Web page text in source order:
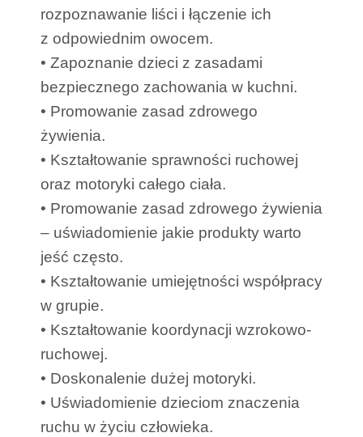
rozpoznawanie liści i łączenie ich
z odpowiednim owocem.
• Zapoznanie dzieci z zasadami
bezpiecznego zachowania w kuchni.
• Promowanie zasad zdrowego
żywienia.
• Kształtowanie sprawności ruchowej
oraz motoryki całego ciała.
• Promowanie zasad zdrowego żywienia
– uświadomienie jakie produkty warto
jeść często.
• Kształtowanie umiejętności współpracy
w grupie.
• Kształtowanie koordynacji wzrokowo-
ruchowej.
• Doskonalenie dużej motoryki.
• Uświadomienie dzieciom znaczenia
ruchu w życiu człowieka.